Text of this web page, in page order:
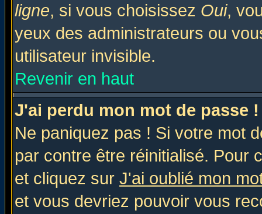
ligne, si vous choisissez Oui,
yeux des administrateurs ou
utilisateur invisible.
Revenir en haut
J'ai perdu mon mot de passe !
Ne paniquez pas ! Si votre mot
par contre être réinitialisé. Pour
et cliquez sur J'ai oublié mon
et vous devriez pouvoir vous